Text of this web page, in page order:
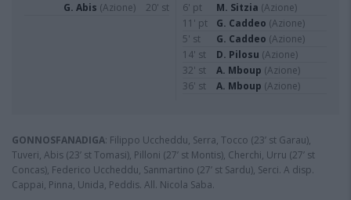
G. Abis (Azione) 20' st 6' pt M. Sitzia (Azione)
11' pt
G. Caddeo (Azione)
5' st
G. Caddeo (Azione)
14' st
D. Pilosu (Azione)
32' st
A. Mboup (Azione)
36' st
A. Mboup (Azione)
GONNOSFANADIGA: Filippo Uccheddu, Serra, Tocco (23’ st Garau),
Tuveri, Abis (23’ st Tomasi), Pilloni (27’ st Montis), Cherchi, Urru (27’ st
Concas), Federico Uccheddu, Sanmartino (27’ st Sardu), Serci. A disp.
Cappai, Pinna, Unida, Peddis. All. Nicola Saba.